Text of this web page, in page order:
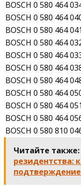
BOSCH 0 580 464
BOSCH 0 580 464
BOSCH 0 580 464 041
BOSCH 0 580 464
BOSCH 0 580 464
BOSCH 0 580 464
BOSCH 0 580 464
BOSCH 0 580 464
BOSCH 0 580 464 051
BOSCH 0 580 464
BOSCH 0 580 810
Читайте также:
резидентства: